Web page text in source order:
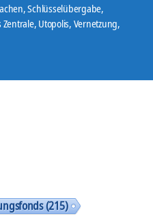
,Schlüsselübergabe,
Zentrale, Utopolis, Vernetzung,
(215)